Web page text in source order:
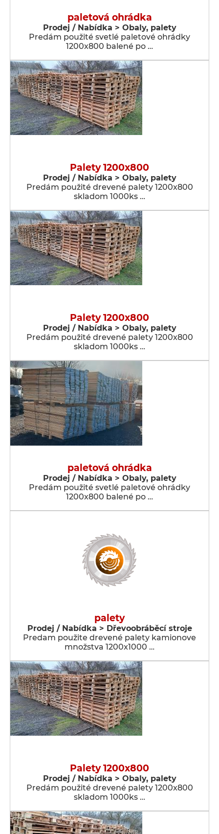
paletová ohrádka
Prodej / Nabídka > Obaly, palety
Predám použité svetlé paletové ohrádky
1200x800 balené po …
Palety 1200x800
Prodej / Nabídka > Obaly, palety
Predám použité drevené palety 1200x800
skladom 1000ks …
Palety 1200x800
Prodej / Nabídka > Obaly, palety
Predám použité drevené palety 1200x800
skladom 1000ks …
paletová ohrádka
Prodej / Nabídka > Obaly, palety
Predám použité svetlé paletové ohrádky
1200x800 balené po …
palety
Prodej / Nabídka > Dřevoobráběcí stroje
Predam použite drevené palety kamionove
množstva 1200x1000 …
Palety 1200x800
Prodej / Nabídka > Obaly, palety
Predám použité drevené palety 1200x800
skladom 1000ks …